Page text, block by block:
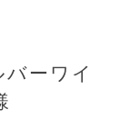
ーワイ